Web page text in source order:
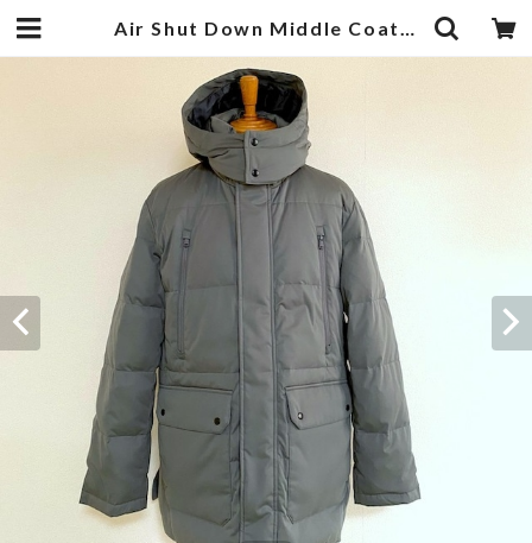
Air Shut Down Middle Coat Gray | 武蔵小杉のセレクトショップ【ナクール】-nakool-